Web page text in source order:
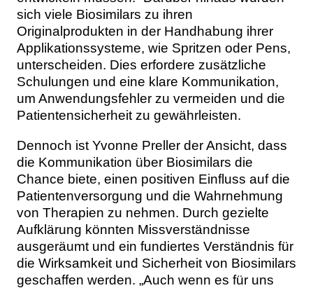
sich viele Biosimilars zu ihren
Originalprodukten in der Handhabung ihrer
Applikationssysteme, wie Spritzen oder Pens,
unterscheiden. Dies erfordere zusätzliche
Schulungen und eine klare Kommunikation,
um Anwendungsfehler zu vermeiden und die
Patientensicherheit zu gewährleisten.
Dennoch ist Yvonne Preller der Ansicht, dass
die Kommunikation über Biosimilars die
Chance biete, einen positiven Einfluss auf die
Patientenversorgung und die Wahrnehmung
von Therapien zu nehmen. Durch gezielte
Aufklärung könnten Missverständnisse
ausgeräumt und ein fundiertes Verständnis für
die Wirksamkeit und Sicherheit von Biosimilars
geschaffen werden. „Auch wenn es für uns